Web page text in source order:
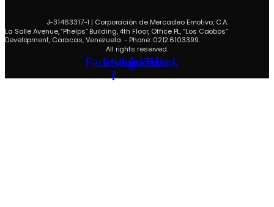
J-31463317-1 | Corporación de Mercadeo Emotivo, C.A.
La Salle Avenue, “Phelps” Building, 4th Floor, Office PL, “Los Caobos”
Development, Caracas, Venezuela. - Phone: 0212.6103399.
All rights reserved.
Facebook-
f
Instagram
Linkedin
Tiktok